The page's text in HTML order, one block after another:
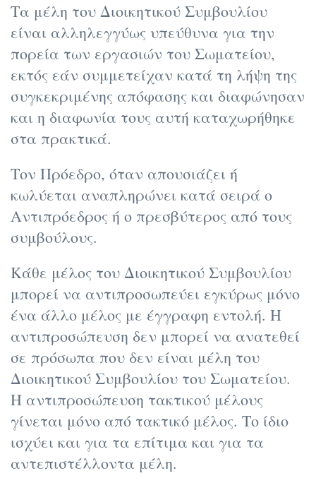
Τα μέλη του Διοικητικού Συμβουλίου
είναι αλληλεγγύως υπεύθυνα για την
πορεία των εργασιών του Σωματείου,
εκτός εάν συμμετείχαν κατά τη λήψη της
συγκεκριμένης απόφασης και διαφώνησαν
και η διαφωνία τους αυτή καταχωρήθηκε
στα πρακτικά.
Τον Πρόεδρο, όταν απουσιάζει ή
κωλύεται αναπληρώνει κατά σειρά ο
Αντιπρόεδρος ή ο πρεσβύτερος από τους
συμβούλους.
Κάθε μέλος του Διοικητικού Συμβουλίου
μπορεί να αντιπροσωπεύει εγκύρως μόνο
ένα άλλο μέλος με έγγραφη εντολή. Η
αντιπροσώπευση δεν μπορεί να ανατεθεί
σε πρόσωπα που δεν είναι μέλη του
Διοικητικού Συμβουλίου του Σωματείου.
Η αντιπροσώπευση τακτικού μέλους
γίνεται μόνο από τακτικό μέλος. Το ίδιο
ισχύει και για τα επίτιμα και για τα
αντεπιστέλλοντα μέλη.